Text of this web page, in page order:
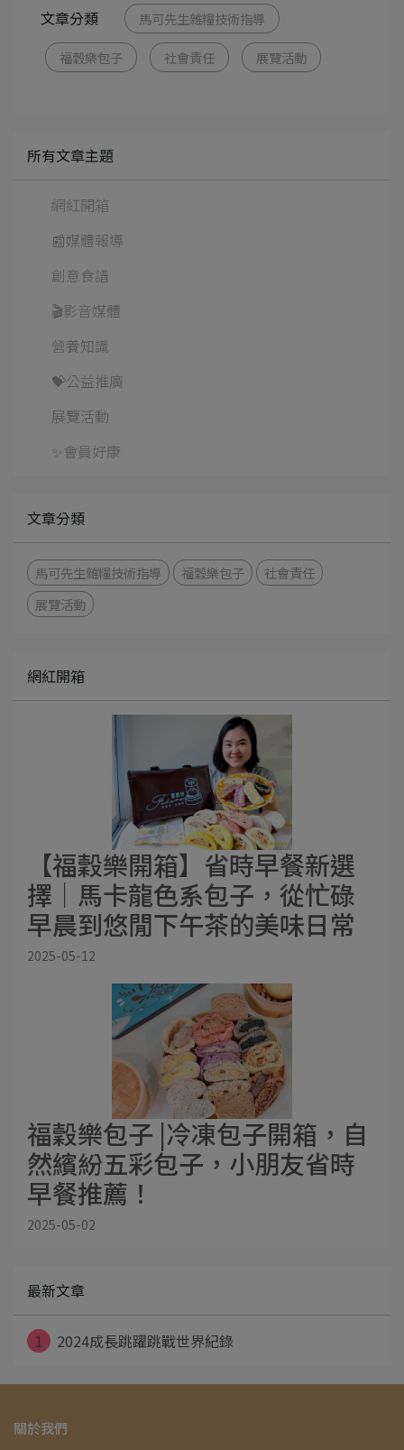
文章分類 馬可先生雜糧技術指導
福穀樂包子 社會責任 展覽活動
所有文章主題
網紅開箱
📰媒體報導
創意食譜
🎬影音媒體
營養知識
💝公益推廣
展覽活動
✨會員好康
文章分類
馬可先生雜糧技術指導 福穀樂包子
社會責任
展覽活動
網紅開箱
【福穀樂開箱】省時早餐新選
擇｜馬卡龍色系包子，從忙碌
早晨到悠閒下午茶的美味日常
2025-05-12
福穀樂包子 |冷凍包子開箱，自
然繽紛五彩包子，小朋友省時
早餐推薦！
2025-05-02
最新文章
1 2024成長跳躍跳戰世界紀錄
關於我們